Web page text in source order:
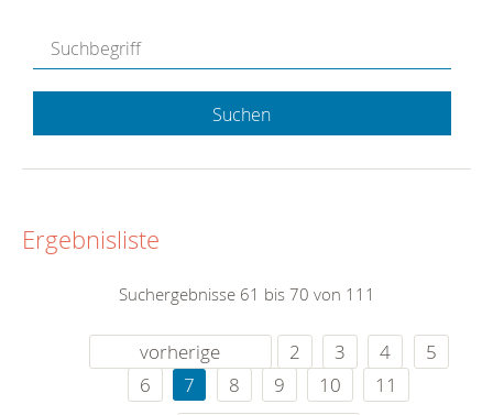
Suchen
Ergebnisliste
Suchergebnisse 61 bis 70 von 111
vorherige 2 3 4
5
6
7 8 9 10
11